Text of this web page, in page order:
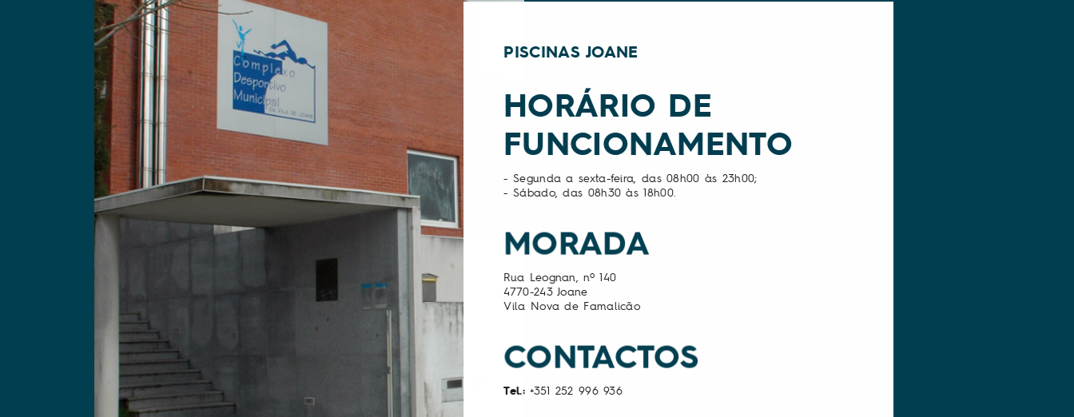
PISCINAS JOANE
HORÁRIO DE
FUNCIONAMENTO
- Segunda a sexta-feira, das 08h00 às 23h00;
- Sábado, das 08h30 às 18h00.
MORADA
Rua Leognan, nº 140
4770-243 Joane
Vila Nova de Famalicão
CONTACTOS
Tel.:+351 252 996 936